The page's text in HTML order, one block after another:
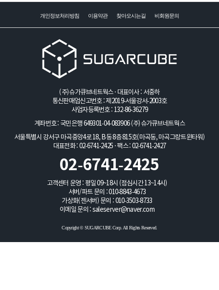
개인정보처리방침 이용약관 찾아오시는길 비회원문의
(주)슈가큐브네트웍스 · 대표이사 : 서중하
통신판매업신고번호 : 제2019-서울강서-2003호
사업자등록번호 : 132-86-36279
계좌번호 : 국민은행 649301-04-083906 (주)슈가큐브네트웍스
서울특별시 강서구 마곡중앙4로 18, B동 8층 815호(마곡동, 마곡그랑트윈타워)
대표전화 : 02-6741-2425 · 팩스 : 02-6741-2427
02-6741-2425
고객센터 운영 : 평일 09~18시 (점심시간 13~14시)
서버/파트 문의 :010-8843-4673
가상화(젠서버) 문의 : 010-3503-8733
이메일 문의 : saleserver@naver.com
Copyright © SUGARCUBE Corp. All Rights Reserved.